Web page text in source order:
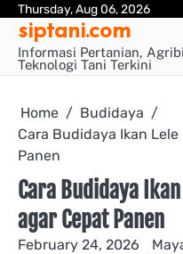
Skip
content
Thursday, Aug 06, 2026
siptani.com
Informasi Pertanian,
Teknologi Tani Terkini
Home
Budidaya
Cara Budidaya Ikan
Panen
Cara Budidaya
agar Cepat Panen
February 24, 2026